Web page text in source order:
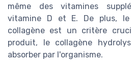
même des vitamines
vitamine D et E. De plus, le
collagène est un critère
produit, le collagène
absorber par l'organisme.